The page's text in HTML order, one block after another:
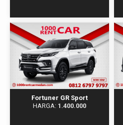
Fortuner GR Sport
HARGA: 1.400.000